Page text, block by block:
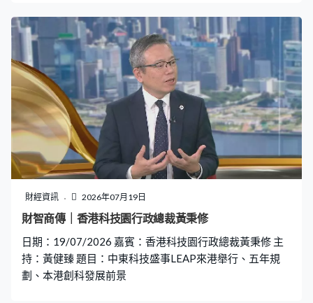
受本台《財智．商傳》訪問時指，本港可考慮引入更多定
息﹑貨幣、另類投資等不同類型產品，以多元選項吸引更
多資金流入，「其實一個成熟市場、財富管理中心或是一
個國際金融中心，絕對不應該只有一個單一市場，深度和
闊度能讓我們長遠成為一個優秀被本地或海外投資者選擇
的市場。」 本港亦積極開拓中亞﹑中東及東盟等新興市
場，江碧彤認為這些市場可以成為本港財富管理業務的
「新水源」，「其實他們的需求非常明顯，包括資產配置
上，除了投資當地本地，可以走出去海外世界。第二方面
是除此以外如何可以分散風險，回報上可以分散比較穩定
的風險管理層面，加上地緣政治，如何令人安心一點。」
她又認為本港背靠祖國、聯通世界的角色，正好在吸納新
地市場，內地實在是一個很龐大的體系，他們要認識內地
希望有『盲公竹』帶領他們接觸內地市場，引進一些新
財經資訊 2026年07月19日
財智商傳｜香港科技園行政總裁黃秉修
日期：19/07/2026 嘉賓：香港科技園行政總裁黃秉修 主
持：黃健臻 題目：中東科技盛事LEAP來港舉行、五年規
劃、本港創科發展前景